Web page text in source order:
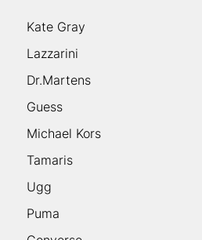
Kate Gray
Lazzarini
Dr.Martens
Guess
Michael Kors
Tamaris
Ugg
Puma